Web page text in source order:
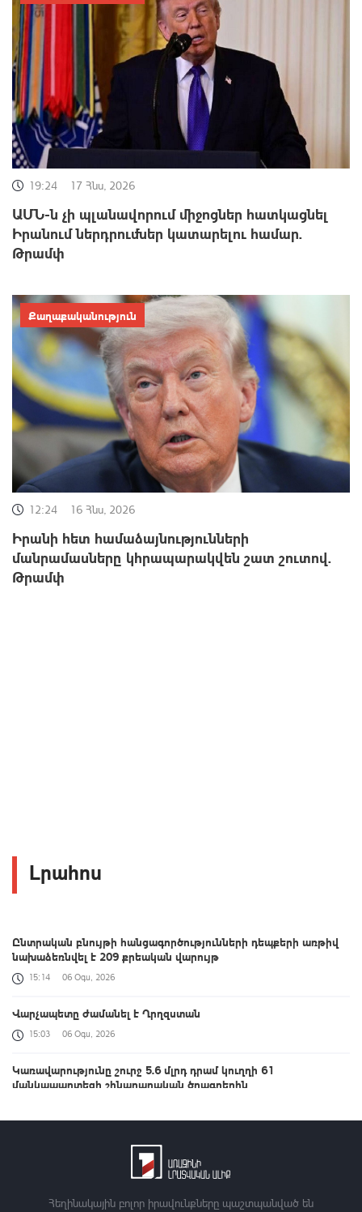
19:24 17 Հնս, 2026
ԱՄՆ-ն չի պլանավորում միջոցներ հատկացնել
Իրանում ներդրումներ կատարելու համար.
Թրամփ
12:24 16 Հնս, 2026
Իրանի հետ համաձայնությունների
մանրամասները կհրապարակվեն շատ շուտով.
Թրամփ
Քաղաքականություն
Լրահոս
Ընտրական բնույթի հանցագործությունների դեպքերի առթիվ
նախաձեռնվել է 209 քրեական վարույթ
15:14 06 Օգս, 2026
Վարչապետը ժամանել է Ղրղզստան
15:03 06 Օգս, 2026
Կառավարությունը շուրջ 5.6 մլրդ դրամ կուղղի 61
մանկապարտեզի շինարարական ծրագրերին
արտադրամասի գործունեությունը
Հեղինակային բոլոր իրավունքները պաշտպանված են